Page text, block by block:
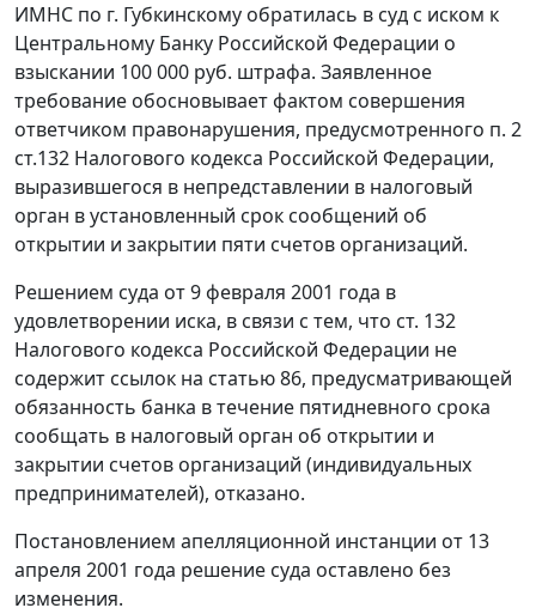
ИМНС по г. Губкинскому обратилась в суд с иском к
Центральному Банку Российской Федерации о
взыскании 100 000 руб. штрафа. Заявленное
требование обосновывает фактом совершения
ответчиком правонарушения, предусмотренного п. 2
ст.132 Налогового кодекса Российской Федерации,
выразившегося в непредставлении в налоговый
орган в установленный срок сообщений об
открытии и закрытии пяти счетов организаций.
Решением суда от 9 февраля 2001 года в
удовлетворении иска, в связи с тем, что ст. 132
Налогового кодекса Российской Федерации не
содержит ссылок на статью 86, предусматривающей
обязанность банка в течение пятидневного срока
сообщать в налоговый орган об открытии и
закрытии счетов организаций (индивидуальных
предпринимателей), отказано.
Постановлением апелляционной инстанции от 13
апреля 2001 года решение суда оставлено без
изменения.